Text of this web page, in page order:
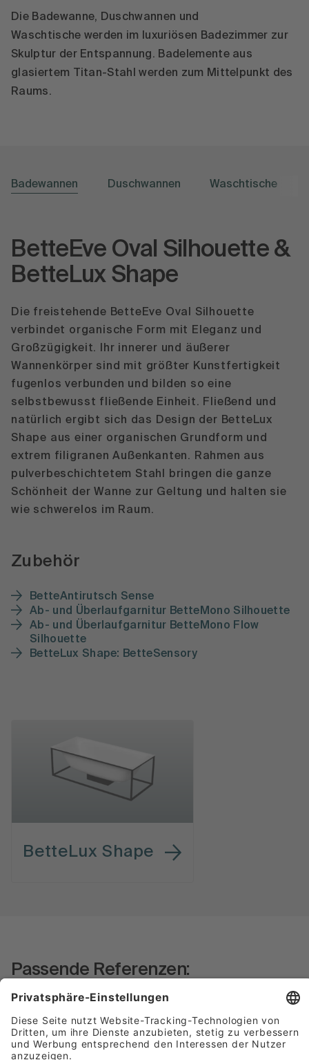
Die Badewanne, Duschwannen und
Waschtische werden im luxuriösen Badezimmer zur
Skulptur der Entspannung. Badelemente aus
glasiertem Titan-Stahl werden zum Mittelpunkt des
Raums.
Badewannen Duschwannen Waschtische
BetteEve Oval Silhouette &
BetteLux Shape
Die freistehende BetteEve Oval Silhouette
verbindet organische Form mit Eleganz und
Großzügigkeit. Ihr innerer und äußerer
Wannenkörper sind mit größter Kunstfertigkeit
fugenlos verbunden und bilden so eine
selbstbewusst fließende Einheit. Fließend und
natürlich ergibt sich das Design der BetteLux
Shape aus einer organischen Grundform und
extrem filigranen Außenkanten. Rahmen aus
pulverbeschichtetem Stahl bringen die ganze
Schönheit der Wanne zur Geltung und halten sie
wie schwerelos im Raum.
Zubehör
BetteAntirutsch Sense
Ab- und Überlaufgarnitur BetteMono Silhouette
Ab- und Überlaufgarnitur BetteMono Flow
Silhouette
BetteLux Shape: BetteSensory
BetteLux Shape
Passende Referenzen: